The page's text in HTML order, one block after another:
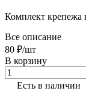
Комплект крепежа
Все описание
80 ₽/шт
В корзину
Есть в наличии